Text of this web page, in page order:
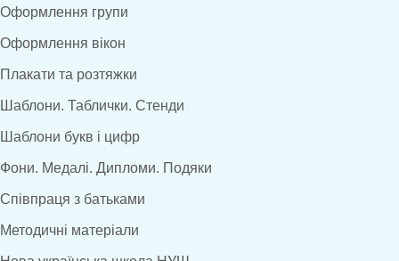
Оформлення групи
Оформлення вікон
Плакати та розтяжки
Шаблони. Таблички. Стенди
Шаблони букв і цифр
Фони. Медалі. Дипломи. Подяки
Співпраця з батьками
Методичні матеріали